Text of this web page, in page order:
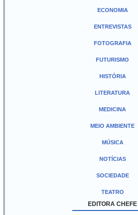
ECONOMIA
ENTREVISTAS
FOTOGRAFIA
FUTURISMO
HISTÓRIA
LITERATURA
MEDICINA
MEIO AMBIENTE
MÚSICA
NOTÍCIAS
SOCIEDADE
TEATRO
EDITORA CHEFE